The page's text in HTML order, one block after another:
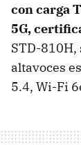
con carga
5G, c
STD-810H,
altavoces
5.4, Wi-Fi